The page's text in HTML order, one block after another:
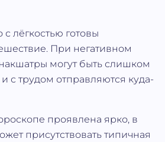
лёгкостью готовы
При негативном
могут быть слишком
с трудом отправляются куда-
проявлена ярко, в
присутствовать типичная